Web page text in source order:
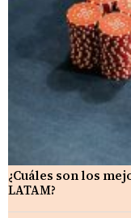
¿Cuáles son los
LATAM?